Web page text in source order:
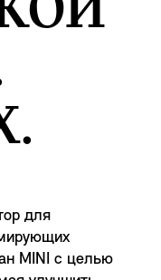
для
MINI с целью